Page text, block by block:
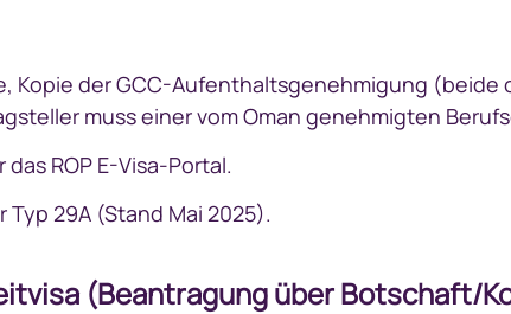
Kopie der GCC-Aufenthaltsgenehmigung
muss einer vom Oman genehmigten
ROP E-Visa-Portal.
Typ 29A (Stand Mai 2025).
(Beantragung über Botschaft/